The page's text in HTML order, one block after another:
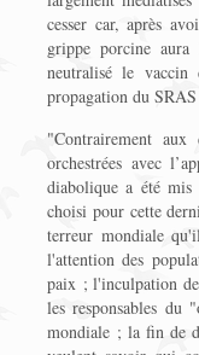
cesser car, après
grippe porcine
neutralisé le
propagation du
"Contrairement
orchestrées avec
diabolique a été mis
choisi pour cette
terreur mondiale
l'attention des
paix ; l'inculpation
les responsables du
mondiale ; la fin de